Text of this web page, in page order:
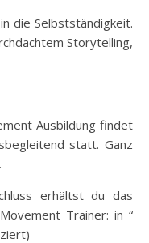
die Selbstständigkeit.
Storytelling,
Ausbildung findet
statt. Ganz
erhältst du das
Trainer: in “